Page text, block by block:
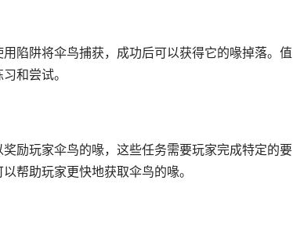
陷阱将伞鸟捕获，成功后可以获得它的喙掉落。值
和尝试。
励玩家伞鸟的喙，这些任务需要玩家完成特定的要
帮助玩家更快地获取伞鸟的喙。